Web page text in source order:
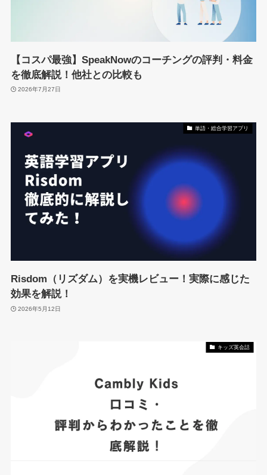
【コスパ最強】SpeakNowのコーチングの評判・料金
を徹底解説！他社との比較も
2026年7月27日
単語・総合学習アプリ
Risdom（リズダム）を実機レビュー！実際に感じた
効果を解説！
2026年5月12日
キッズ英会話